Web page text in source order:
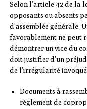
Selon l’article 42 de la
opposants ou absents
d’assemblée générale.
favorablement ne peut
démontrer un vice du
doit justifier d’un
de l’irrégularité
Documents à
règlement de